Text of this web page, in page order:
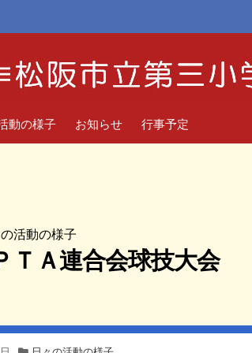
動の様子 お知らせ 行事予定
活動の様子
ＴＡ連合会球技大会
カ